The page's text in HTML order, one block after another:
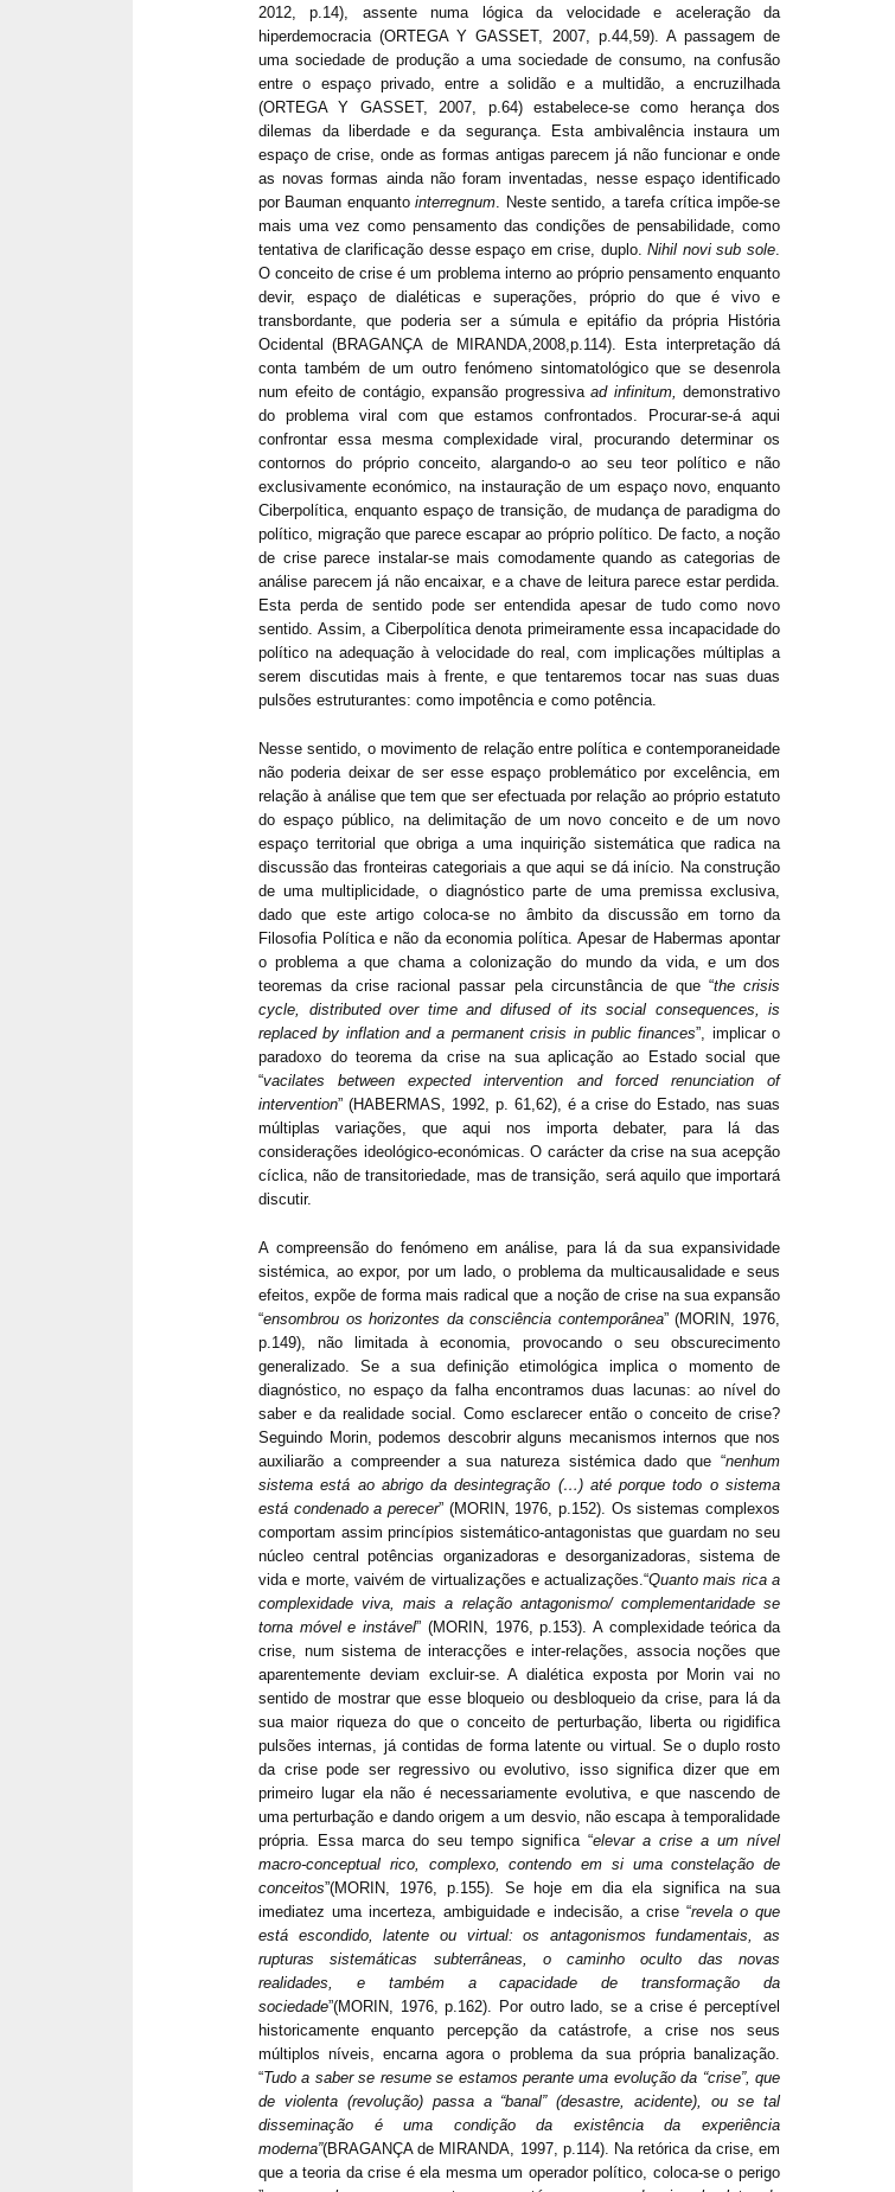
2012, p.14), assente numa lógica da velocidade e aceleração da
hiperdemocracia (ORTEGA Y GASSET, 2007, p.44,59). A passagem de
uma sociedade de produção a uma sociedade de consumo, na confusão
entre o espaço privado, entre a solidão e a multidão, a encruzilhada
(ORTEGA Y GASSET, 2007, p.64) estabelece-se como herança dos
dilemas da liberdade e da segurança. Esta ambivalência instaura um
espaço de crise, onde as formas antigas parecem já não funcionar e onde
as novas formas ainda não foram inventadas, nesse espaço identificado
por Bauman enquantointerregnum. Neste sentido, a tarefa crítica impõe-se
mais uma vez como pensamento das condições de pensabilidade, como
tentativa de clarificação desse espaço em crise, duplo.Nihil novi sub sole.
O conceito de crise é um problema interno ao próprio pensamento enquanto
devir, espaço de dialéticas e superações, próprio do que é vivo e
transbordante, que poderia ser a súmula e epitáfio da própria História
Ocidental (BRAGANÇA de MIRANDA,2008,p.114). Esta interpretação dá
conta também de um outro fenómeno sintomatológico que se desenrola
num efeito de contágio, expansão progressiva ad infinitum, demonstrativo
do problema viral com que estamos confrontados. Procurar-se-á aqui
confrontar essa mesma complexidade viral, procurando determinar os
contornos do próprio conceito, alargando-o ao seu teor político e não
exclusivamente económico, na instauração de um espaço novo, enquanto
Ciberpolítica, enquanto espaço de transição, de mudança de paradigma do
político, migração que parece escapar ao próprio político. De facto, a noção
de crise parece instalar-se mais comodamente quando as categorias de
análise parecem já não encaixar, e a chave de leitura parece estar perdida.
Esta perda de sentido pode ser entendida apesar de tudo como novo
sentido. Assim, a Ciberpolítica denota primeiramente essa incapacidade do
político na adequação à velocidade do real, com implicações múltiplas a
serem discutidas mais à frente, e que tentaremos tocar nas suas duas
pulsões estruturantes: como impotência e como potência.
Nesse sentido, o movimento de relação entre política e contemporaneidade
não poderia deixar de ser esse espaço problemático por excelência, em
relação à análise que tem que ser efectuada por relação ao próprio estatuto
do espaço público, na delimitação de um novo conceito e de um novo
espaço territorial que obriga a uma inquirição sistemática que radica na
discussão das fronteiras categoriais a que aqui se dá início. Na construção
de uma multiplicidade, o diagnóstico parte de uma premissa exclusiva,
dado que este artigo coloca-se no âmbito da discussão em torno da
Filosofia Política e não da economia política. Apesar de Habermas apontar
o problema a que chama a colonização do mundo da vida, e um dos
teoremas da crise racional passar pela circunstância de que “the crisis
cycle, distributed over time and difused of its social consequences, is
replaced by inflation and a permanent crisis in public finances”, implicar o
paradoxo do teorema da crise na sua aplicação ao Estado social que
“vacilates between expected intervention and forced renunciation of
intervention” (HABERMAS, 1992, p. 61,62), é a crise do Estado, nas suas
múltiplas variações, que aqui nos importa debater, para lá das
considerações ideológico-económicas. O carácter da crise na sua acepção
cíclica, não de transitoriedade, mas de transição, será aquilo que importará
discutir.
A compreensão do fenómeno em análise, para lá da sua expansividade
sistémica, ao expor, por um lado, o problema da multicausalidade e seus
efeitos, expõe de forma mais radical que a noção de crise na sua expansão
“ensombrou os horizontes da consciência contemporânea” (MORIN, 1976,
p.149), não limitada à economia, provocando o seu obscurecimento
generalizado. Se a sua definição etimológica implica o momento de
diagnóstico, no espaço da falha encontramos duas lacunas: ao nível do
saber e da realidade social. Como esclarecer então o conceito de crise?
Seguindo Morin, podemos descobrir alguns mecanismos internos que nos
auxiliarão a compreender a sua natureza sistémica dado que “nenhum
sistema está ao abrigo da desintegração (…) até porque todo o sistema
está condenado a perecer” (MORIN, 1976, p.152). Os sistemas complexos
comportam assim princípios sistemático-antagonistas que guardam no seu
núcleo central potências organizadoras e desorganizadoras, sistema de
vida e morte, vaivém de virtualizações e actualizações.“Quanto mais rica a
complexidade viva, mais a relação antagonismo/ complementaridade se
torna móvel e instável” (MORIN, 1976, p.153). A complexidade teórica da
crise, num sistema de interacções e inter-relações, associa noções que
aparentemente deviam excluir-se. A dialética exposta por Morin vai no
sentido de mostrar que esse bloqueio ou desbloqueio da crise, para lá da
sua maior riqueza do que o conceito de perturbação, liberta ou rigidifica
pulsões internas, já contidas de forma latente ou virtual. Se o duplo rosto
da crise pode ser regressivo ou evolutivo, isso significa dizer que em
primeiro lugar ela não é necessariamente evolutiva, e que nascendo de
uma perturbação e dando origem a um desvio, não escapa à temporalidade
própria. Essa marca do seu tempo significa “elevar a crise a um nível
macro-conceptual rico, complexo, contendo em si uma constelação de
conceitos”(MORIN, 1976, p.155). Se hoje em dia ela significa na sua
imediatez uma incerteza, ambiguidade e indecisão, a crise “revela o que
está escondido, latente ou virtual: os antagonismos fundamentais, as
rupturas sistemáticas subterrâneas, o caminho oculto das novas
realidades, e também a capacidade de transformação da
sociedade”(MORIN, 1976, p.162). Por outro lado, se a crise é perceptível
historicamente enquanto percepção da catástrofe, a crise nos seus
múltiplos níveis, encarna agora o problema da sua própria banalização.
“Tudo a saber se resume se estamos perante uma evolução da “crise”, que
de violenta (revolução) passa a “banal” (desastre, acidente), ou se tal
disseminação é uma condição da existência da experiência
moderna”(BRAGANÇA de MIRANDA, 1997, p.114). Na retórica da crise, em
que a teoria da crise é ela mesma um operador político, coloca-se o perigo